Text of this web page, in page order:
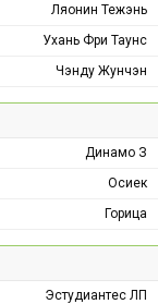
Ляонин Тежэнь
Ухань Фри Таунс
Чэнду Жунчэн
Динамо З
Осиек
Горица
Эстудиантес ЛП